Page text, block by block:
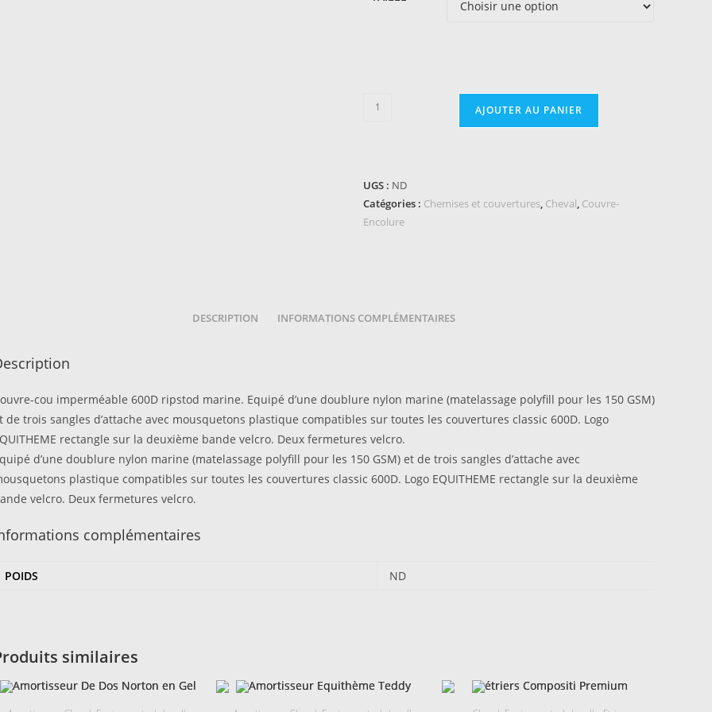
quantité
EQUITHÈME
-
TYREX
AJOUTER AU PANIER
UGS : ND
Catégories : Chemises et couvertures, Cheval, Couvre-
Encolure
DESCRIPTION INFORMATIONS COMPLÉMENTAIRES
cou imperméable 600D ripstod marine. Equipé d’une doublure nylon marine (matelassage polyfill pour les 150 GSM)
de trois sangles d’attache avec mousquetons plastique compatibles sur toutes les couvertures classic 600D. Logo
rectangle sur la deuxième bande velcro. Deux fermetures velcro.
d’une doublure nylon marine (matelassage polyfill pour les 150 GSM) et de trois sangles d’attache avec
plastique compatibles sur toutes les couvertures classic 600D. Logo EQUITHEME rectangle sur la deuxième
velcro. Deux fermetures velcro.
complémentaires
POIDS ND
similaires